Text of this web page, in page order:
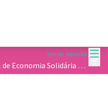
Iniciar sessão
Solidária de Contagem